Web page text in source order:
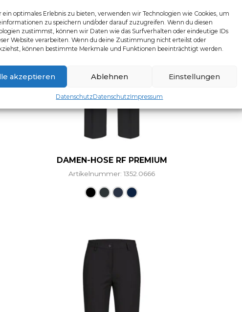
ein optimales Erlebnis zu bieten, verwenden wir Technologien wie Cookies, um
zu speichern und/oder darauf zuzugreifen. Wenn du diesen
zustimmst, können wir Daten wie das Surfverhalten oder eindeutige IDs
Website verarbeiten. Wenn du deine Zustimmung nicht erteilst oder
können bestimmte Merkmale und Funktionen beeinträchtigt werden.
akzeptieren Ablehnen Einstellungen
DatenschutzDatenschutzImpressum
DAMEN-HOSE RF PREMIUM
Artikelnummer: 1352.0666